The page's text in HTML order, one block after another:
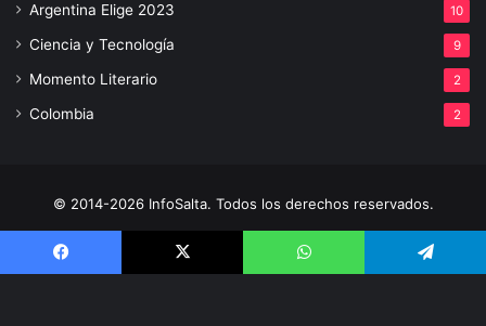
Argentina Elige 2023 10
Ciencia y Tecnología 9
Momento Literario 2
Colombia 2
© 2014-2026 InfoSalta. Todos los derechos reservados.
3872288394 E-mail: infosaltaredaccion@gmail.com
Facebook X WhatsApp Telegram